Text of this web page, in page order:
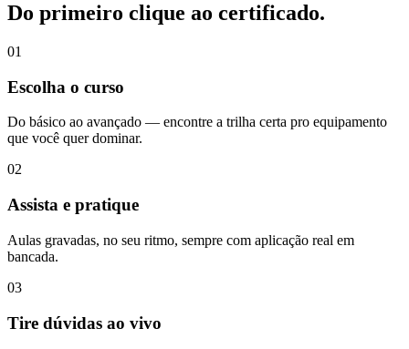
Do primeiro clique ao certificado.
01
Escolha o curso
Do básico ao avançado — encontre a trilha certa pro equipamento
que você quer dominar.
02
Assista e pratique
Aulas gravadas, no seu ritmo, sempre com aplicação real em
bancada.
03
Tire dúvidas ao vivo